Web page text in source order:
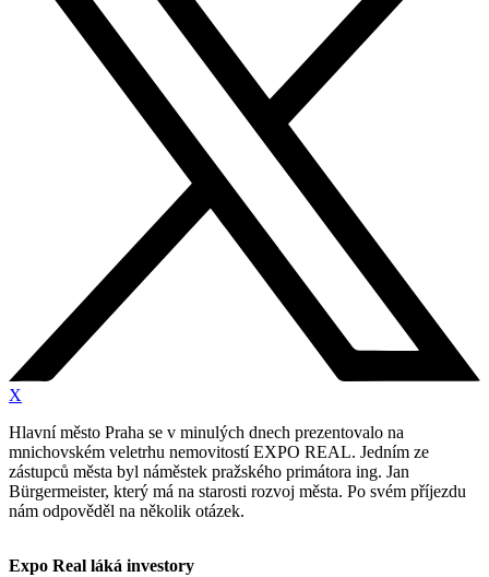
X
Hlavní město Praha se v minulých dnech prezentovalo na
mnichovském veletrhu nemovitostí EXPO REAL. Jedním ze
zástupců města byl náměstek pražského primátora ing. Jan
Bürgermeister, který má na starosti rozvoj města. Po svém příjezdu
nám odpověděl na několik otázek.
Expo Real láká investory